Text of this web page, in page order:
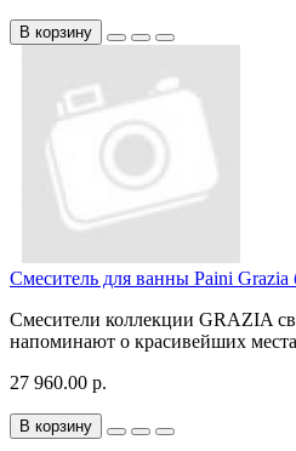
В корзину
Смеситель для ванны Paini Grazia
Смесители коллекции GRAZIA
напоминают о красивейших
27 960.00 р.
В корзину